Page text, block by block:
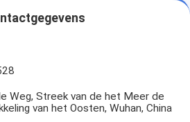
Weg, Streek van de het Meer de
van het Oosten, Wuhan, China